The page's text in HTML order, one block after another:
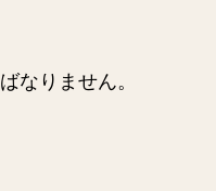
なりません。